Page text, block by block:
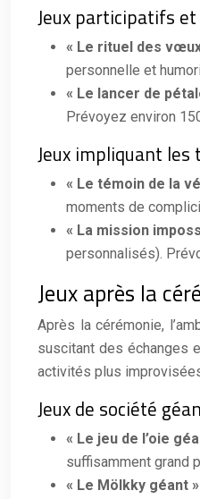
Jeux participatifs
« Le rituel des
personnelle et
« Le lancer de
Prévoyez environ
Jeux impliquant les
« Le témoin de la
moments de
« La mission
personnalisés).
Jeux après la
Après la cérémonie,
suscitant des échanges
activités plus
Jeux de société
« Le jeu de l’oie
suffisamment grand
« Le Mölkky géant »